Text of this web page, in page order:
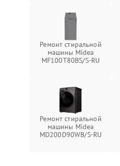
Ремонт стиральной
машины Midea
MF100T80BS/S-RU
Ремонт стиральной
машины Midea
MD200D90WB/S-RU